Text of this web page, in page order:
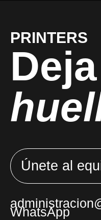
PRINTERS
Únete al
WhatsApp